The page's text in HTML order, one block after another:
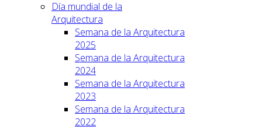
Día mundial de la
Arquitectura
Semana de la Arquitectura
2025
Semana de la Arquitectura
2024
Semana de la Arquitectura
2023
Semana de la Arquitectura
2022